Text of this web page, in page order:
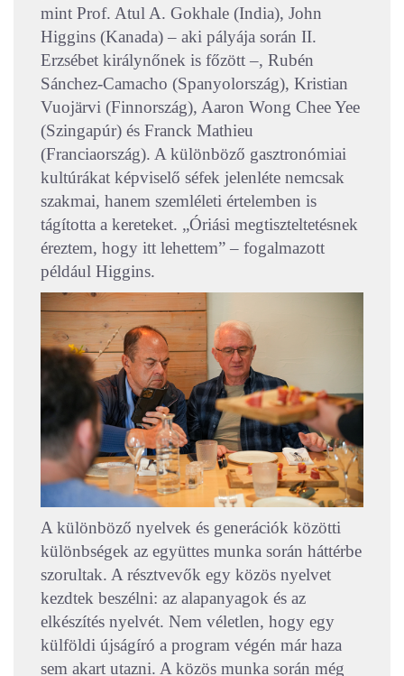
mint Prof. Atul A. Gokhale (India), John
Higgins (Kanada) – aki pályája során II.
Erzsébet királynőnek is főzött –, Rubén
Sánchez-Camacho (Spanyolország), Kristian
Vuojärvi (Finnország), Aaron Wong Chee Yee
(Szingapúr) és Franck Mathieu
(Franciaország). A különböző gasztronómiai
kultúrákat képviselő séfek jelenléte nemcsak
szakmai, hanem szemléleti értelemben is
tágította a kereteket. „Óriási megtiszteltetésnek
éreztem, hogy itt lehettem” – fogalmazott
például Higgins.
A különböző nyelvek és generációk közötti
különbségek az együttes munka során háttérbe
szorultak. A résztvevők egy közös nyelvet
kezdtek beszélni: az alapanyagok és az
elkészítés nyelvét. Nem véletlen, hogy egy
külföldi újságíró a program végén már haza
sem akart utazni. A közös munka során még